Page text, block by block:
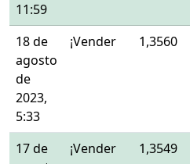
11:59
18 de
agosto
de
2023,
5:33
¡Vender 1,3560
17 de
¡Vender 1,3549